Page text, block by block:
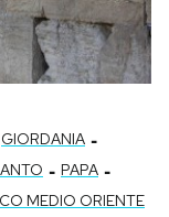
GIORDANIA -
- PAPA -
MEDIO ORIENTE